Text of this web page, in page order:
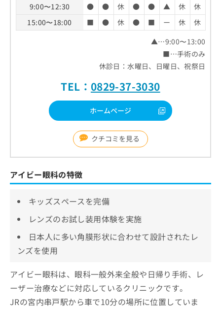
9:00〜12:30
● ● 休 ● ● ▲ 休
休
15:00〜18:00
■ ● 休 ● ■ ー 休
休
▲…9:00〜13:00
■…手術のみ
休診日：水曜日、日曜日、祝祭日
TEL： 0829-37-3030
ホームページ
クチコミを見る
アイビー眼科の特徴
キッズスペースを完備
レンズのお試し装用体験を実施
日本人に多い角膜形状に合わせて設計されたレ
ンズを使用
アイビー眼科は、眼科一般外来全般や日帰り手術、レ
ーザー治療などに対応しているクリニックです。
JRの宮内串戸駅から車で10分の場所に位置していま